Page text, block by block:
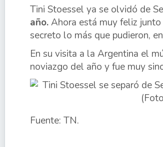
Tini Stoessel ya se olvidó de
año.Ahora está muy feliz
secreto lo más que pudieron,
En su visita a la Argentina el
noviazgo del año y fue muy
Fuente: TN.